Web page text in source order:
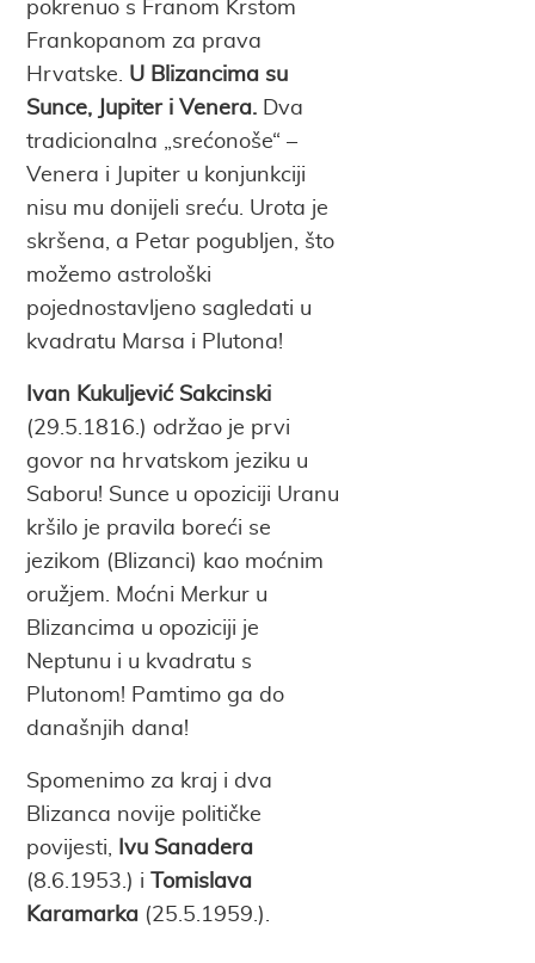
pokrenuo s Franom Krstom
Frankopanom za prava
Hrvatske. U Blizancima su
Sunce, Jupiter i Venera. Dva
tradicionalna „srećonoše“ –
Venera i Jupiter u konjunkciji
nisu mu donijeli sreću. Urota je
skršena, a Petar pogubljen, što
možemo astrološki
pojednostavljeno sagledati u
kvadratu Marsa i Plutona!
Ivan Kukuljević Sakcinski
(29.5.1816.) održao je prvi
govor na hrvatskom jeziku u
Saboru! Sunce u opoziciji Uranu
kršilo je pravila boreći se
jezikom (Blizanci) kao moćnim
oružjem. Moćni Merkur u
Blizancima u opoziciji je
Neptunu i u kvadratu s
Plutonom! Pamtimo ga do
današnjih dana!
Spomenimo za kraj i dva
Blizanca novije političke
povijesti,
Ivu Sanadera
(8.6.1953.) i
Tomislava
Karamarka (25.5.1959.).